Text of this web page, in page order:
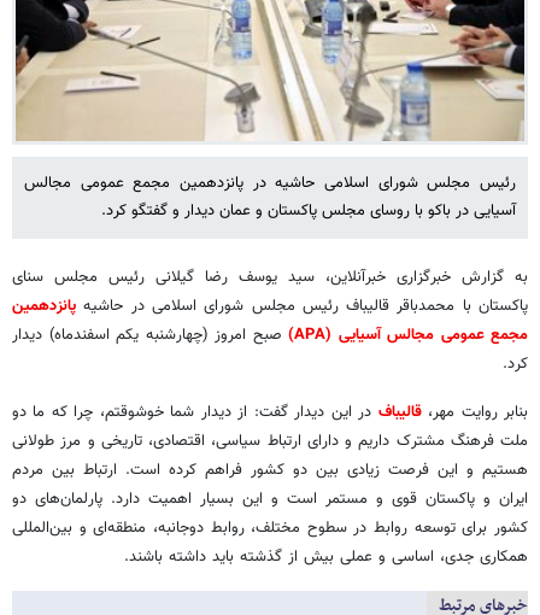
رئیس مجلس شورای اسلامی حاشیه در پانزدهمین مجمع عمومی مجالس
آسیایی در باکو با روسای مجلس پاکستان و عمان دیدار و گفتگو کرد.
به گزارش خبرگزاری خبرآنلاین، سید یوسف رضا گیلانی رئیس مجلس سنای
پاکستان با محمدباقر قالیباف رئیس مجلس شورای اسلامی در حاشیهپانزدهمین
مجمع عمومی مجالس آسیایی (APA)
صبح امروز (چهارشنبه یکم اسفندماه) دیدار
کرد.
بنابر روایت مهر،قالیباف در این دیدار گفت: از دیدار شما خوشوقتم، چرا که ما دو
ملت فرهنگ مشترک داریم و دارای ارتباط سیاسی، اقتصادی، تاریخی و مرز طولانی
هستیم و این فرصت زیادی بین دو کشور فراهم کرده است. ارتباط بین مردم
ایران و پاکستان قوی و مستمر است و این بسیار اهمیت دارد. پارلمان‌های دو
کشور برای توسعه روابط در سطوح مختلف، روابط دوجانبه، منطقه‌ای و بین‌المللی
همکاری جدی، اساسی و عملی بیش از گذشته باید داشته باشند.
خبرهای مرتبط